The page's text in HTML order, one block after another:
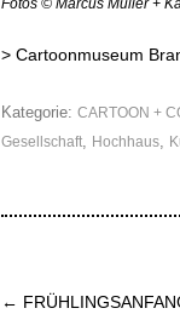
Fotos © Marcus Müller +
> Cartoonmuseum
Kategorie: CARTOON +
Gesellschaft, Hochhaus,
Beitrags-
←